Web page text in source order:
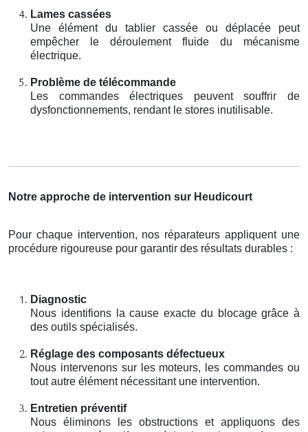
Lames cassées
Une élément du tablier cassée ou déplacée peut
empêcher le déroulement fluide du mécanisme
électrique.
Problème de télécommande
Les commandes électriques peuvent souffrir de
dysfonctionnements, rendant le stores inutilisable.
Notre approche de intervention sur Heudicourt
Pour chaque intervention, nos réparateurs appliquent une
procédure rigoureuse pour garantir des résultats durables :
Diagnostic
Nous identifions la cause exacte du blocage grâce à
des outils spécialisés.
Réglage des composants défectueux
Nous intervenons sur les moteurs, les commandes ou
tout autre élément nécessitant une intervention.
Entretien préventif
Nous éliminons les obstructions et appliquons des